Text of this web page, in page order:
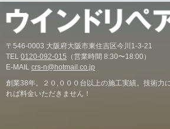
〒546-0003 大阪府大阪市東住吉区今川1-3-21
TEL 0120-092-015 （営業時間 8:30〜18:00）
E-MAIL crs-n@hotmail.co.jp
創業38年。２０,０００台以上の施工実績。技術力
れば料金いただきません！